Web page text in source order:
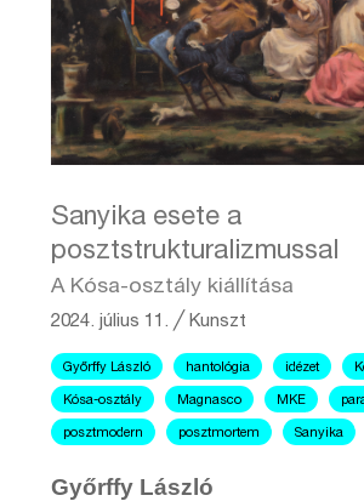
Sanyika esete a
posztstrukturalizmussal
A Kósa-osztály kiállítása
2024. július 11. ╱ Kunszt
Győrffy László hantológia idézet
Kósa-osztály Magnasco MKE
posztmodern posztmortem Sanyika
Győrffy László